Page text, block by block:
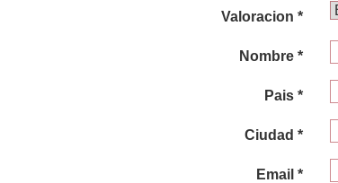
Valoracion *
Nombre *
Pais *
Ciudad *
Email *